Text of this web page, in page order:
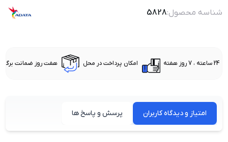
شناسه محصول:5828
24 ساعته ، 7 روز هفته امکان پرداخت در محل هفت روز ضمانت
امتیاز و دیدگاه کاربران پرسش و پاسخ ها